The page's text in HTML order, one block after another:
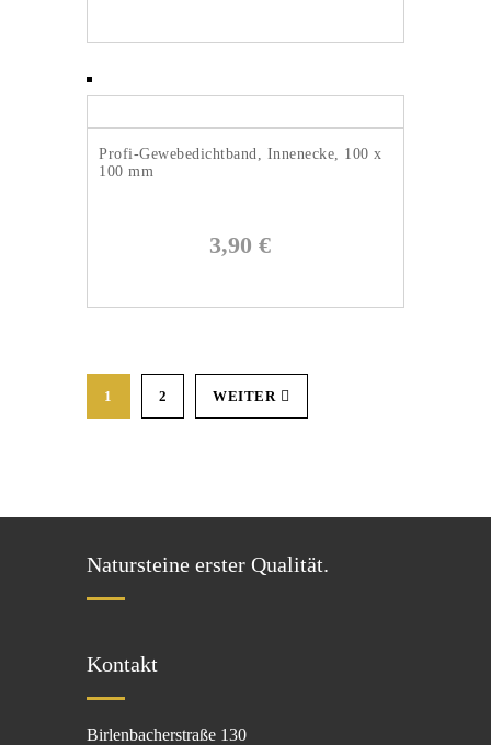
Profi-Gewebedichtband, Innenecke, 100 x
100 mm
3,90 €
1 2 WEITER
Natursteine erster Qualität.
Kontakt
Birlenbacherstraße 130